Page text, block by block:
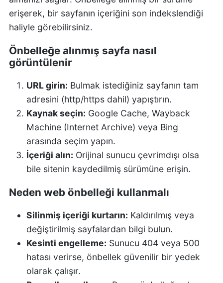
erişerek, bir sayfanın içeriğini son indekslendiği
haliyle görebilirsiniz.
Önbelleğe alınmış sayfa nasıl
görüntülenir
URL girin: Bulmak istediğiniz sayfanın tam
adresini (http/https dahil) yapıştırın.
Kaynak seçin: Google Cache, Wayback
Machine (Internet Archive) veya Bing
arasında seçim yapın.
İçeriği alın: Orijinal sunucu çevrimdışı olsa
bile sitenin kaydedilmiş sürümüne erişin.
Neden web önbelleği kullanmalı
Silinmiş içeriği kurtarın: Kaldırılmış veya
değiştirilmiş sayfalardan bilgi bulun.
Kesinti engelleme: Sunucu 404 veya 500
hatası verirse, önbellek güvenilir bir yedek
olarak çalışır.